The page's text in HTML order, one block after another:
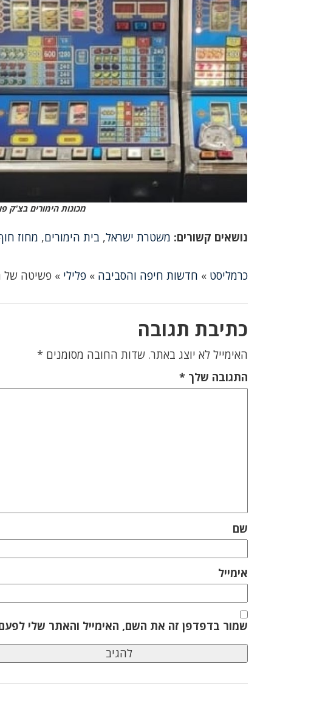
מכונות הימורים בצ'ק
נושאים קשורים: משטרת ישראל, בית הימורים, מחוז
כרמליסט » חדשות חיפה והסביבה »פלילי »פשיטה של
כתיבת תגובה
האימייל לא יוצג באתר. שדות החובה מסומנים *
התגובה שלך*
שם
אימייל
שמור בדפדפן זה את השם, האימייל והאתר שלי